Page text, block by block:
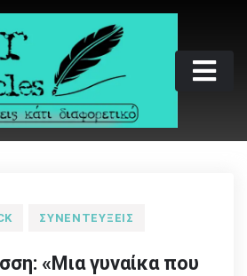
διαφορετικό
ΣΥΝΕΝΤΕΎΞΕΙΣ
«Μια γυναίκα που